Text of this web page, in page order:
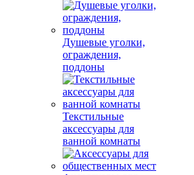
Душевые уголки,
ограждения,
поддоны
Текстильные
аксессуары для
ванной комнаты